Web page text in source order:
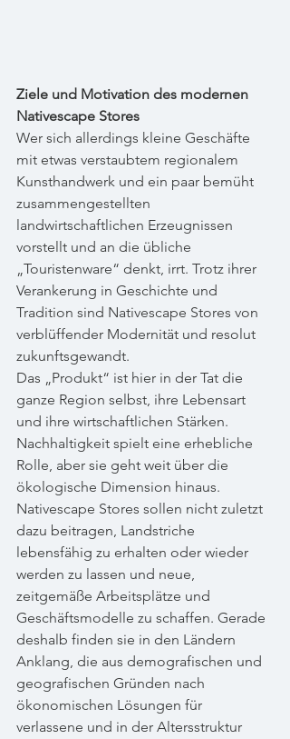
Ziele und Motivation des modernen
Nativescape Stores
Wer sich allerdings kleine Geschäfte
mit etwas verstaubtem regionalem
Kunsthandwerk und ein paar bemüht
zusammengestellten
landwirtschaftlichen Erzeugnissen
vorstellt und an die übliche
„Touristenware“ denkt, irrt. Trotz ihrer
Verankerung in Geschichte und
Tradition sind Nativescape Stores von
verblüffender Modernität und resolut
zukunftsgewandt.
Das „Produkt“ ist hier in der Tat die
ganze Region selbst, ihre Lebensart
und ihre wirtschaftlichen Stärken.
Nachhaltigkeit spielt eine erhebliche
Rolle, aber sie geht weit über die
ökologische Dimension hinaus.
Nativescape Stores sollen nicht zuletzt
dazu beitragen, Landstriche
lebensfähig zu erhalten oder wieder
werden zu lassen und neue,
zeitgemäße Arbeitsplätze und
Geschäftsmodelle zu schaffen. Gerade
deshalb finden sie in den Ländern
Anklang, die aus demografischen und
geografischen Gründen nach
ökonomischen Lösungen für
verlassene und in der Altersstruktur